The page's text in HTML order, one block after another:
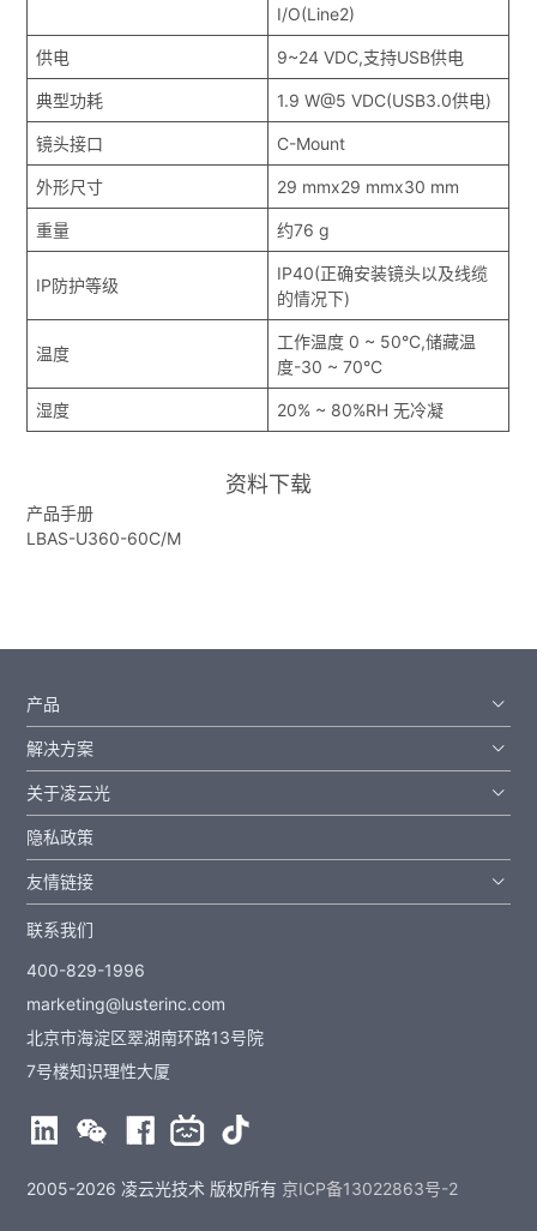
I/O(Line2)
供电 9~24 VDC,支持USB供电
典型功耗 1.9 W@5 VDC(USB3.0供电)
镜头接口 C-Mount
外形尺寸 29 mmx29 mmx30 mm
重量 约76 g
IP防护等级
IP40(正确安装镜头以及线缆
的情况下)
温度
工作温度 0 ~ 50°C,储藏温
度-30 ~ 70°C
湿度 20% ~ 80%RH 无冷凝
资料下载
产品手册
LBAS-U360-60C/M
产品
解决方案
关于凌云光
隐私政策
友情链接
联系我们
400-829-1996
marketing@lusterinc.com
北京市海淀区翠湖南环路13号院
7号楼知识理性大厦
2005-2026 凌云光技术 版权所有 京ICP备13022863号-2